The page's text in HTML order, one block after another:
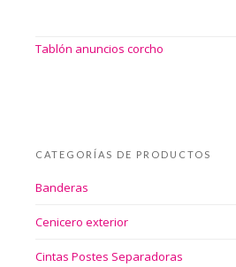
Tablón anuncios corcho
CATEGORÍAS DE PRODUCTOS
Banderas
Cenicero exterior
Cintas Postes Separadoras